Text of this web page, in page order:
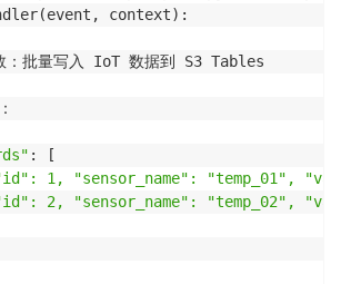
context):
批量写入 IoT 数据到 S3 Tables
: [
1, "sensor_name": "temp_01",
2, "sensor_name": "temp_02",